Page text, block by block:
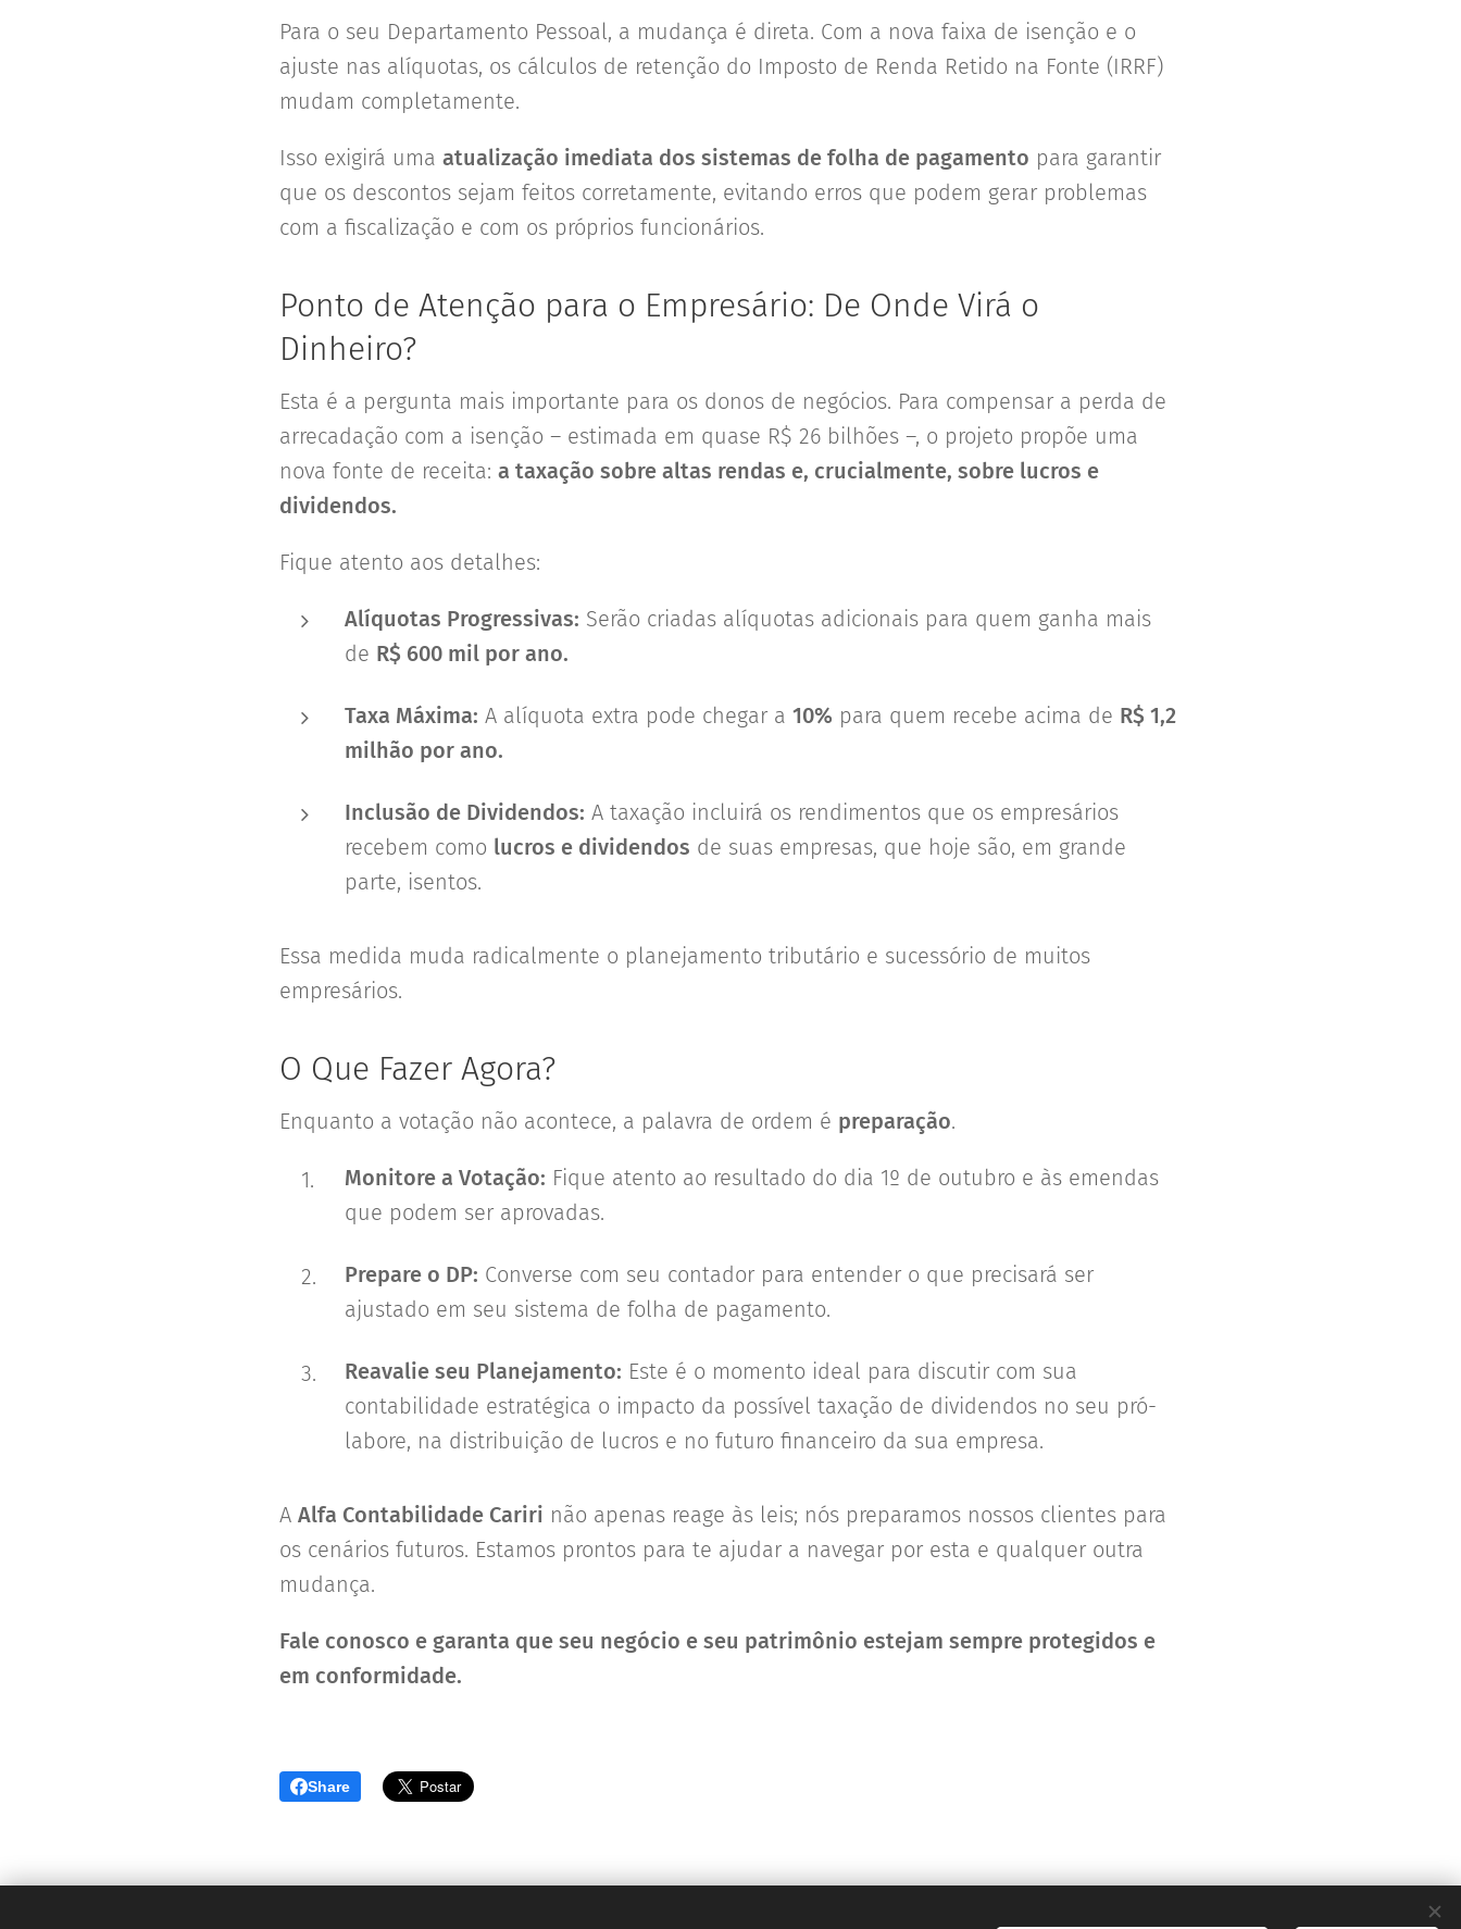
Para o seu Departamento Pessoal, a mudança é direta. Com a nova faixa de isenção e o
ajuste nas alíquotas, os cálculos de retenção do Imposto de Renda Retido na Fonte (IRRF)
mudam completamente.
Isso exigirá uma atualização imediata dos sistemas de folha de pagamento para garantir
que os descontos sejam feitos corretamente, evitando erros que podem gerar problemas
com a fiscalização e com os próprios funcionários.
Ponto de Atenção para o Empresário: De Onde Virá o
Dinheiro?
Esta é a pergunta mais importante para os donos de negócios. Para compensar a perda de
arrecadação com a isenção – estimada em quase R$ 26 bilhões –, o projeto propõe uma
nova fonte de receita: a taxação sobre altas rendas e, crucialmente, sobre lucros e
dividendos.
Fique atento aos detalhes:
Alíquotas Progressivas: Serão criadas alíquotas adicionais para quem ganha mais
de R$ 600 mil por ano.
Taxa Máxima: A alíquota extra pode chegar a 10% para quem recebe acima de R$ 1,2
milhão por ano.
Inclusão de Dividendos: A taxação incluirá os rendimentos que os empresários
recebem como lucros e dividendos de suas empresas, que hoje são, em grande
parte, isentos.
Essa medida muda radicalmente o planejamento tributário e sucessório de muitos
empresários.
O Que Fazer Agora?
Enquanto a votação não acontece, a palavra de ordem é preparação.
Monitore a Votação: Fique atento ao resultado do dia 1º de outubro e às emendas
que podem ser aprovadas.
Prepare o DP: Converse com seu contador para entender o que precisará ser
ajustado em seu sistema de folha de pagamento.
Reavalie seu Planejamento: Este é o momento ideal para discutir com sua
contabilidade estratégica o impacto da possível taxação de dividendos no seu pró-
labore, na distribuição de lucros e no futuro financeiro da sua empresa.
A Alfa Contabilidade Cariri não apenas reage às leis; nós preparamos nossos clientes para
os cenários futuros. Estamos prontos para te ajudar a navegar por esta e qualquer outra
mudança.
Fale conosco e garanta que seu negócio e seu patrimônio estejam sempre protegidos e
em conformidade.
Share